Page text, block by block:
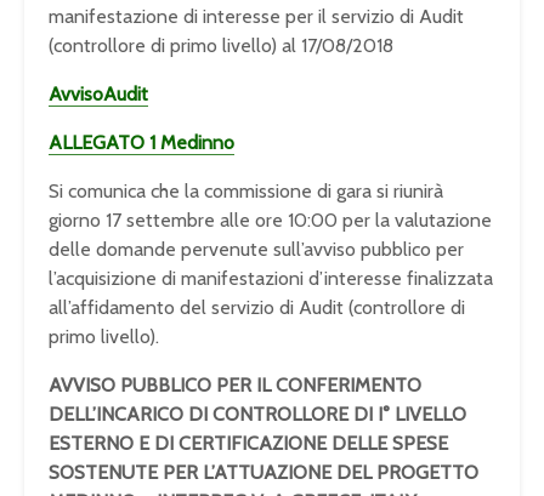
manifestazione di interesse per il servizio di Audit
(controllore di primo livello) al 17/08/2018
AvvisoAudit
ALLEGATO 1 Medinno
Si comunica che la commissione di gara si riunirà
giorno 17 settembre alle ore 10:00 per la valutazione
delle domande pervenute sull’avviso pubblico per
l’acquisizione di manifestazioni d’interesse finalizzata
all’affidamento del servizio di Audit (controllore di
primo livello).
AVVISO PUBBLICO PER IL CONFERIMENTO
DELL’INCARICO DI CONTROLLORE DI I° LIVELLO
ESTERNO E DI CERTIFICAZIONE DELLE SPESE
SOSTENUTE PER L’ATTUAZIONE DEL PROGETTO